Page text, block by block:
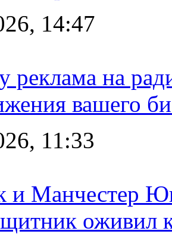
14:47
реклама на
вашего
11:33
и Манчестер
оживил